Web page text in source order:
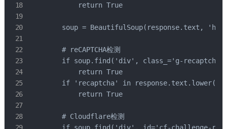
            return True
soup = BeautifulSoup(response.text,
        # reCAPTCHA检测
if soup.find('div', class_='g-
            return True
        if 'recaptcha' in response.text.lower():
            return True
        # Cloudflare检测
if soup.find('div', id='cf-challenge-